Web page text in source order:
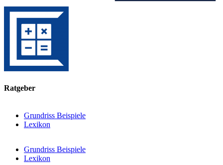
Ratgeber
Grundriss Beispiele
Lexikon
Grundriss Beispiele
Lexikon